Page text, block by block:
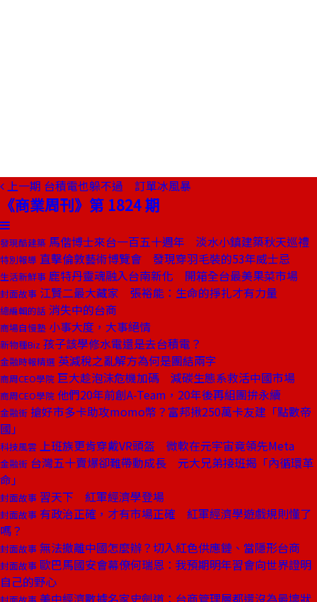
上一期 台積電也躲不過 訂單冰風暴
《商業周刊》第 1824 期
發現酷建築 馬偕博士來台一百五十週年 淡水小鎮建築秋天巡禮
特別報導 直擊倫敦藝術博覽會 發現穿羽毛裝的53年威士忌
生活新鮮事 鹿特丹靈魂融入台南新化 開箱全台最美果菜市場
封面故事 江賢二最大藏家 張裕能：生命的掙扎才有力量
總編輯的話 消失中的台商
商場自慢塾 小事大度，大事絕情
新物種Biz 孩子該學修水電還是去台積電？
金融時報精選 英減稅之亂解方為何是團結兩字
商周CEO學院 巨大趁泡沫危機加碼 減碳生態系救活中國市場
商周CEO學院 他們20年前創A-Team，20年後再組團拚永續
金融街 搶好市多卡助攻momo幣？富邦揪250萬卡友建「點數帝
國」
科技風雲 上班族更肯穿戴VR頭盔 微軟在元宇宙竟領先Meta
金融街 台灣五十賣爆卻難帶動成長 元大兄弟接班揭「內循環革
命」
封面故事 習天下 紅軍經濟學登場
封面故事 有政治正確，才有市場正確 紅軍經濟學遊戲規則懂了
嗎？
封面故事 無法撤離中國怎麼辦？切入紅色供應鏈、當隱形台商
封面故事 歐巴馬國安會幕僚何瑞恩：我預期明年習會向世界證明
自己的野心
美中經濟數據名家史劍道：台商管理層都還沒為最壞狀